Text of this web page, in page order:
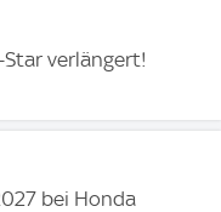
verlängert!
bei Honda